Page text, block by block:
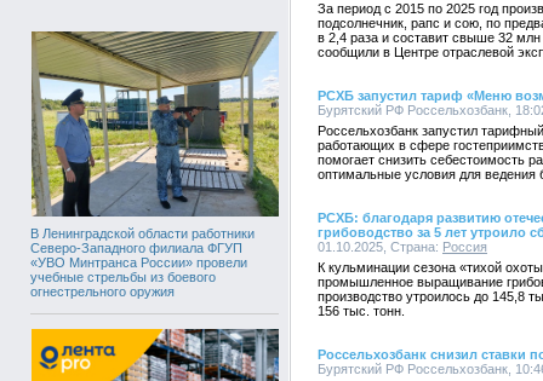
В Ленинградской области работники
Северо-Западного филиала ФГУП
«УВО Минтранса России» провели
учебные стрельбы из боевого
огнестрельного оружия
За период с 2015 по 2025 год
подсолнечник, рапс и сою, по
в 2,4 раза и составит свыше 32
сообщили в Центре отраслевой
РСХБ запустил тариф «Меню
Бурятский РФ Россельхозбанк,
Россельхозбанк запустил
работающих в сфере
помогает снизить себестоимость
оптимальные условия для ведения
РСХБ: благодаря развитию
грибоводство за 5 лет утроило
01.10.2025, Страна: Россия
К кульминации сезона «тихой
промышленное выращивание
производство утроилось до 145,8
156 тыс. тонн.
Россельхозбанк снизил ставки
Бурятский РФ Россельхозбанк,